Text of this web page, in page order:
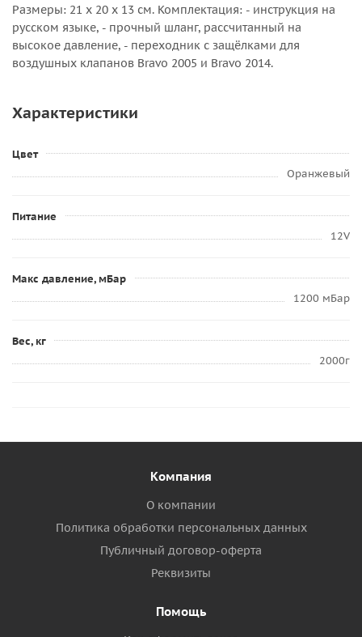
Размеры: 21 х 20 х 13 см. Комплектация: - инструкция на
русском языке, - прочный шланг, рассчитанный на
высокое давление, - переходник с защёлками для
воздушных клапанов Bravo 2005 и Bravo 2014.
Характеристики
Цвет
Оранжевый
Питание
12V
Макс давление, мБар
1200 мБар
Вес, кг
2000г
Компания
О компании
Политика обработки персональных данных
Публичный договор-оферта
Реквизиты
Помощь